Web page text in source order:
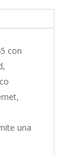
con
una